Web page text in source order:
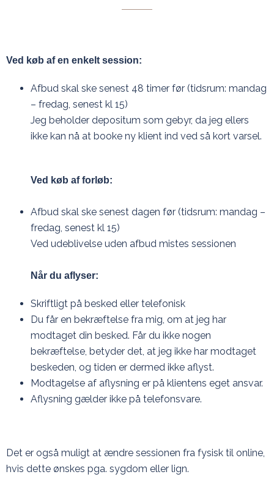
Ved køb af en enkelt session:
Afbud skal ske senest 48 timer før (tidsrum: mandag
– fredag, senest kl 15)
Jeg beholder depositum som gebyr, da jeg ellers
ikke kan nå at booke ny klient ind ved så kort varsel.
Ved køb af forløb:
Afbud skal ske senest dagen før (tidsrum: mandag –
fredag, senest kl 15)
Ved udeblivelse uden afbud mistes sessionen
Når du aflyser:
Skriftligt på besked eller telefonisk
Du får en bekræftelse fra mig, om at jeg har
modtaget din besked. Får du ikke nogen
bekræftelse, betyder det, at jeg ikke har modtaget
beskeden, og tiden er dermed ikke aflyst.
Modtagelse af aflysning er på klientens eget ansvar.
Aflysning gælder ikke på telefonsvare.
Det er også muligt at ændre sessionen fra fysisk til online,
hvis dette ønskes pga. sygdom eller lign.